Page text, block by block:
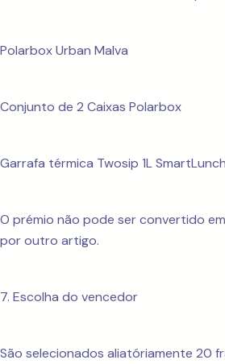
Polarbox Urban Malva
Conjunto de 2 Caixas Polarbox
Garrafa térmica Twosip 1L SmartLunch
O prémio não pode ser convertido
por outro artigo.
7. Escolha do vencedor
São selecionados aliatóriamente 20